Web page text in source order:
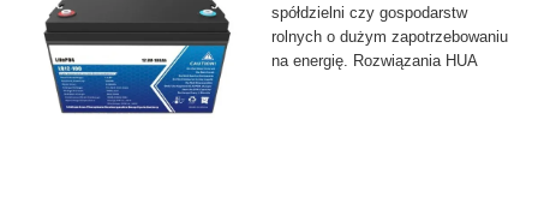
spółdzielni czy gospodarstw
rolnych o dużym zapotrzebowaniu
na energię. Rozwiązania HUA